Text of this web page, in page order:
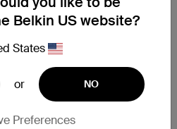
Belkin US website?
States
or NO
Preferences